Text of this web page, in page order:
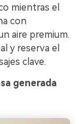
mientras el
con
aire premium.
y reserva el
clave.
generada